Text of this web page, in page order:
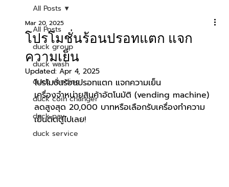
All Posts
duck group
duck wash
duck vending
duck coin changer
duck pay
duck service
All Posts
โปรโมชั่นร้อนปรอทแตก แจก
ความเย็น
Mar 20, 2025
Updated: Apr 4, 2025
โปรโมชั่นร้อนปรอทแตก แจกความเย็น
เครื่องจำหน่ายสินค้าอัตโนมัติ (vending machine)
ลดสูงสุด 20,000 บาทหรือเลือกรับเครื่องทำความ
เย็นติดตู้ไปเลย!